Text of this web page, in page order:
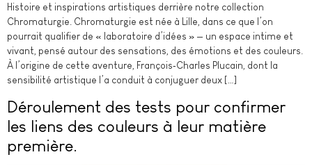
Histoire et inspirations artistiques derrière notre collection
Chromaturgie. Chromaturgie est née à Lille, dans ce que l’on
pourrait qualifier de « laboratoire d’idées » — un espace intime et
vivant, pensé autour des sensations, des émotions et des couleurs.
À l’origine de cette aventure, François‑Charles Plucain, dont la
sensibilité artistique l’a conduit à conjuguer deux […]
Déroulement des tests pour confirmer
les liens des couleurs à leur matière
première.